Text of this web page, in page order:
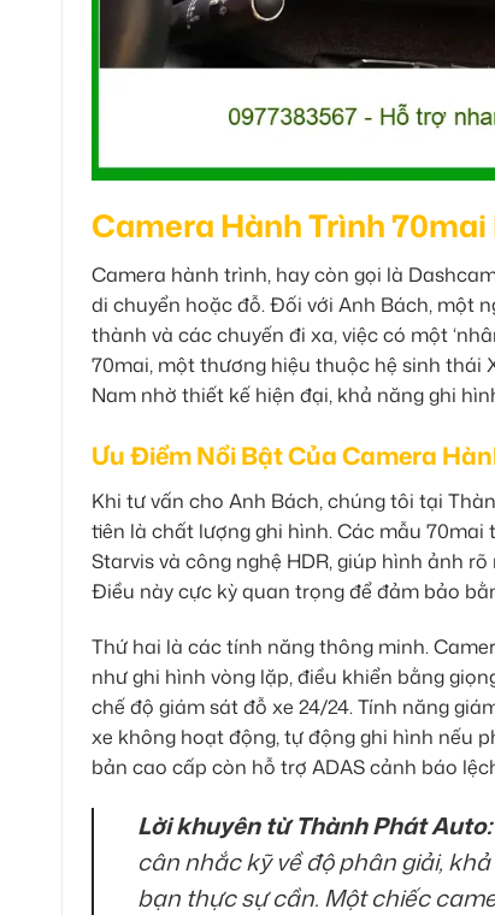
Camera Hành Trình
Camera hành trình, hay còn gọi là
di chuyển hoặc đỗ. Đối với Anh Bách, một
thành và các chuyến đi xa, việc có một
70mai, một thương hiệu thuộc hệ sinh thái
Nam nhờ thiết kế hiện đại, khả năng ghi
Ưu Điểm Nổi Bật Của Camera
Khi tư vấn cho Anh Bách, chúng tôi tại
tiên là chất lượng ghi hình. Các mẫu
Starvis và công nghệ HDR, giúp hình ảnh
Điều này cực kỳ quan trọng để đảm bảo
Thứ hai là các tính năng thông minh.
như ghi hình vòng lặp, điều khiển bằng
chế độ giám sát đỗ xe 24/24. Tính năng
xe không hoạt động, tự động ghi hình nếu
bản cao cấp còn hỗ trợ ADAS cảnh báo
Lời khuyên từ Thành Phát Auto:
cân nhắc kỹ về độ phân giải,
bạn thực sự cần. Một chiếc